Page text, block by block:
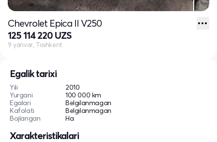
Egalik tarixi
Yili
2010
Yurgani
100 000 km
Egalari
Belgilanmagan
Kafolati
Belgilanmagan
Bojlangan
Ha
Xarakteristikalari
Chevrolet Epica II V250
125 114 220 UZS
9 yanvar, Toshkent